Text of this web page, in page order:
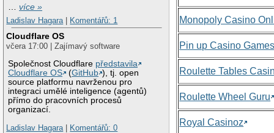
…více »
Ladislav Hagara
Komentářů: 1
Cloudflare OS
včera 17:00 | Zajímavý software
Společnost Cloudflare představila
Cloudflare OS
(GitHub ), tj. open
source platformu navrženou pro
integraci umělé inteligence (agentů)
přímo do pracovních procesů
organizací.
Ladislav Hagara
Komentářů: 0
Monopoly Casino
Pin up Casino
Roulette Tables
Roulette Wheel Guru
Royal Casinoz